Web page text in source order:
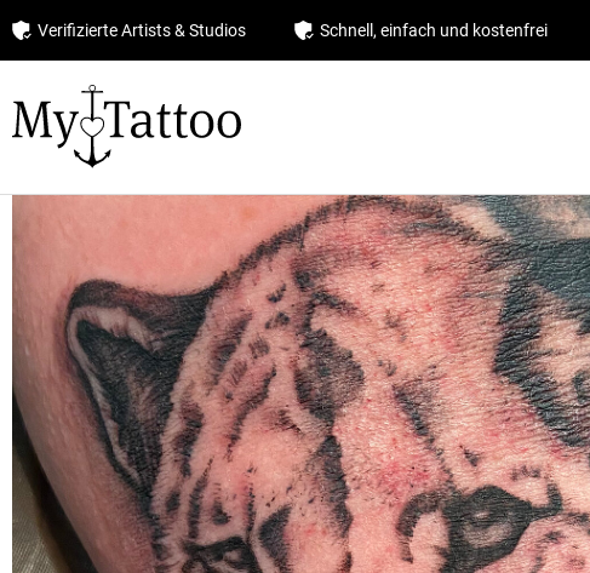
Verifizierte Artists & Studios Schnell, einfach und kostenfrei